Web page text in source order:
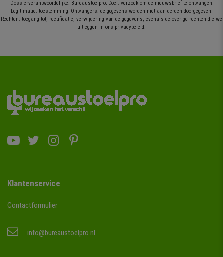
Dossierverantwoordelijke: Bureaustoelpro; Doel: verzoek om de nieuwsbrief te ontvangen;
Legitimatie: toestemming; Ontvangers: de gegevens worden niet aan derden doorgegeven;
Rechten: toegang tot, rectificatie, verwijdering van de gegevens, evenals de overige rechten die we
uitleggen in ons privacybeleid.
Klantenservice
Contactformulier
info@bureaustoelpro.nl